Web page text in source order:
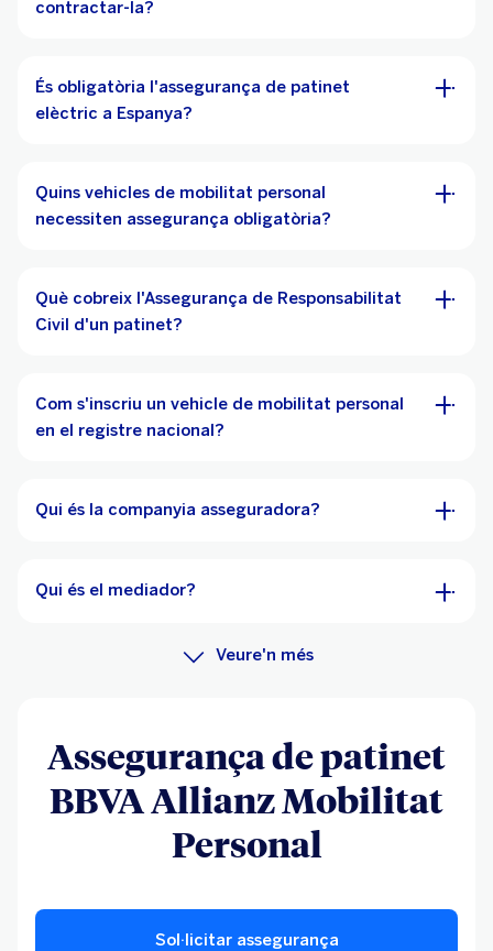
contractar-la?
És obligatòria l'assegurança de patinet
elèctric a Espanya?
Quins vehicles de mobilitat personal
necessiten assegurança obligatòria?
Què cobreix l'Assegurança de Responsabilitat
Civil d'un patinet?
Com s'inscriu un vehicle de mobilitat personal
en el registre nacional?
Qui és la companyia asseguradora?
Qui és el mediador?
Veure'n més
Assegurança de patinet
BBVA Allianz Mobilitat
Personal
Sol·licitar assegurança